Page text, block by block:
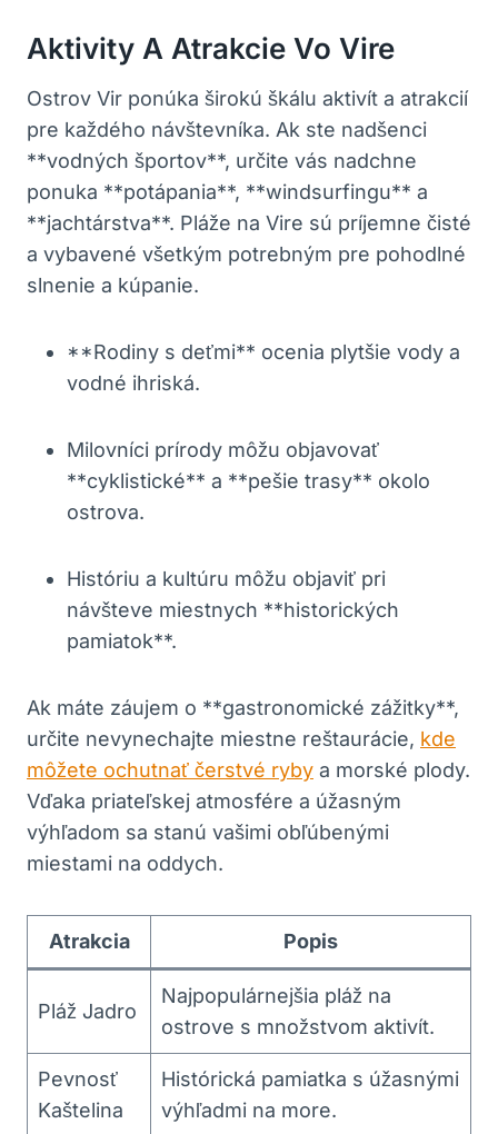
Aktivity A Atrakcie Vo Vire
Ostrov Vir ponúka širokú škálu aktivít a atrakcií
pre každého návštevníka. Ak ste nadšenci
**vodných športov**, určite vás nadchne
ponuka **potápania**, **windsurfingu** a
**jachtárstva**. Pláže na Vire sú príjemne čisté
a vybavené všetkým potrebným pre pohodlné
slnenie a kúpanie.
**Rodiny s deťmi** ocenia plytšie vody a
vodné ihriská.
Milovníci prírody môžu objavovať
**cyklistické** a **pešie trasy** okolo
ostrova.
Históriu a kultúru môžu objaviť pri
návšteve miestnych **historických
pamiatok**.
Ak máte záujem o **gastronomické zážitky**,
určite nevynechajte miestne reštaurácie, kde
môžete ochutnať čerstvé ryby a morské plody.
Vďaka priateľskej atmosfére a úžasným
výhľadom sa stanú vašimi obľúbenými
miestami na oddych.
Atrakcia Popis
Pláž Jadro
Najpopulárnejšia pláž na
ostrove s množstvom aktivít.
Pevnosť
Kaštelina
Histórická pamiatka s úžasnými
výhľadmi na more.